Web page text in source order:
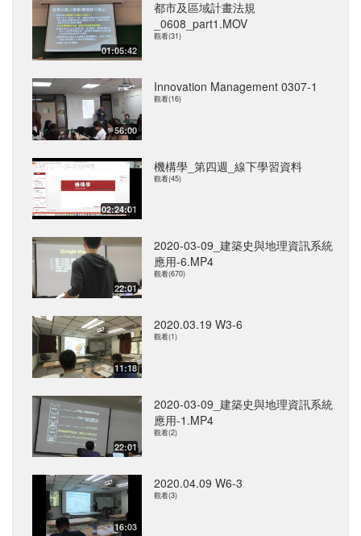
01:05:42
都市及區域計畫法規
_0608_part1.MOV
觀看(31)
56:00
Innovation Management 0307-1
觀看(16)
02:24:01
機構學_第四週_線下學習資料
觀看(45)
22:01
2020-03-09_建築史與地理資訊系統
應用-6.MP4
觀看(670)
11:18
2020.03.19 W3-6
觀看(1)
22:01
2020-03-09_建築史與地理資訊系統
應用-1.MP4
觀看(2)
16:03
2020.04.09 W6-3
觀看(3)